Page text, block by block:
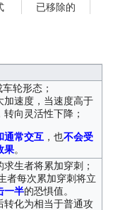
已移除的
轮形态；
加速度，当速度高于
转向灵活性下降；
通常交互 ，也不会受
果。
生者将累加穿刺；
者每次累加穿刺将立
一半的恐惧值。
转化为相当于普通攻